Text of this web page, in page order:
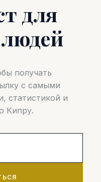
для
получать
с самыми
статистикой и
Кипру.